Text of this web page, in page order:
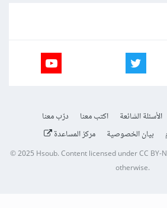
الأسئلة الشائعة اكتب معنا
درّب معنا
بيان الخصوصية مركز المساعدة
© 2025Hsoub.Content licensed underCC BY-
otherwise.